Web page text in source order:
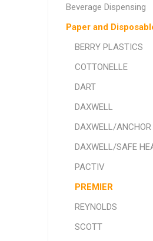
SMITHFIELD
Beverage Dispensing
Paper and
BERRY PLASTICS
COTTONELLE
DART
DAXWELL
DAXWELL/ANCHOR
DAXWELL/SAFE
PACTIV
PREMIER
REYNOLDS
SCOTT